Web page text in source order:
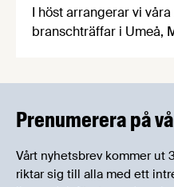
I höst arrangerar vi
branschträffar i Umeå,
Prenumerera på
Vårt nyhetsbrev kommer ut
riktar sig till alla med ett